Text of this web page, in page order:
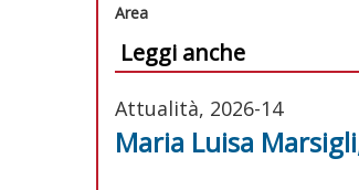
Area
Leggi anche
Attualità, 2026-14
Maria Luisa